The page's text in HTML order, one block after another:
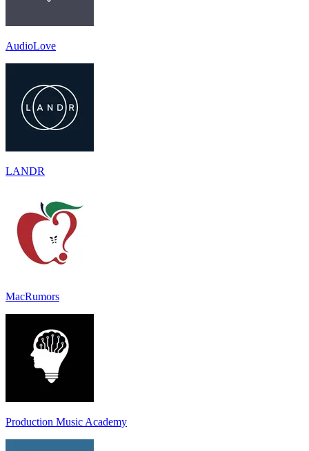
AudioLove
LANDR
MacRumors
Production Music Academy